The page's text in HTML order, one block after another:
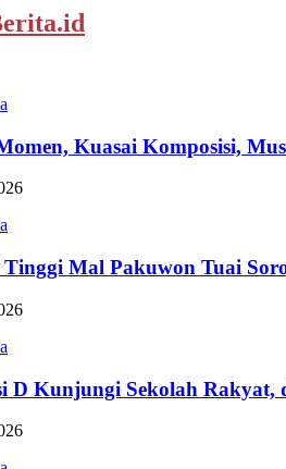
Kuasai Komposisi,
Tinggi Mal Pakuwon Tuai
D Kunjungi Sekolah